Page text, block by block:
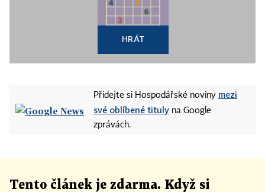
HRÁT
Přidejte si Hospodářské noviny mezi
své oblíbené tituly na Google
zprávách.
Tento článek je zdarma. Když si